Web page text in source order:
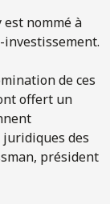
nommé à
de ces
offert un
des
président